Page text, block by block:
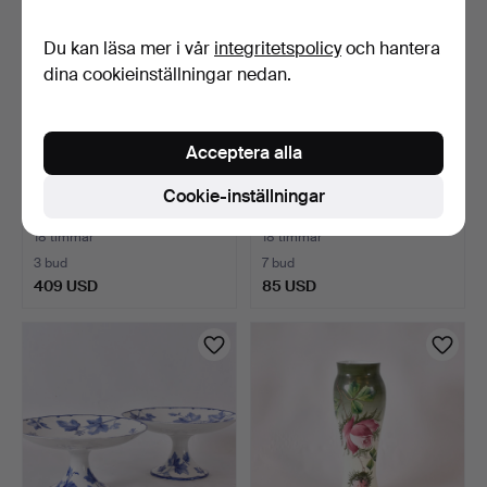
DIAMANTRING, 0,35ct,
18 timmar
3 bud
409 USD
COMMEDIA DEL'
18 timmar
7 bud
85 USD
Du kan läsa mer i vår integritetspolicyoch hantera
dina cookieinställningar nedan.
Cookie-inställningar
Acceptera alla